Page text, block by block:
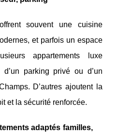
souvent une cuisine
et parfois un espace
appartements luxe
d’un parking privé ou d’un
D’autres ajoutent la
et la sécurité renforcée.
adaptés familles,